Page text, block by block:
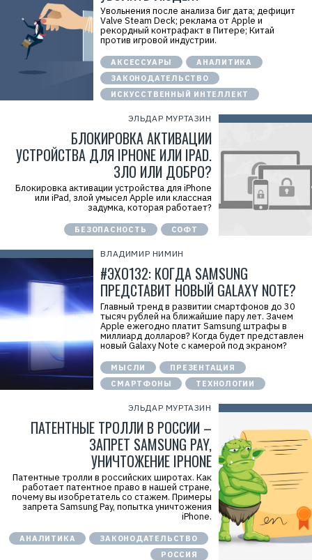
Увольнения после анализа биг дата; дефицит
Valve Steam Deck; реклама от Apple и
рекордный контрафакт в Питере; Китай
против игровой индустрии.
АКСЕССУАРЫ
АНАЛИТИКА
ЗАКОНОДАТЕЛЬСТВО
ИСКУССТВЕННЫЙ ИНТЕЛЛЕКТ
ЭЛЬДАР МУРТАЗИН
БЛОКИРОВКА АКТИВАЦИИ
УСТРОЙСТВА ДЛЯ IPHONE ИЛИ IPAD.
ЗЛО ИЛИ ДОБРО?
Блокировка активации устройства для iPhone
или iPad, злой умысел Apple или классная
задумка, которая работает?
БЕЗОПАСНОСТЬ СОФТ
ВЛАДИМИР НИМИН
#ЭХО132: КОГДА SAMSUNG
ПРЕДСТАВИТ НОВЫЙ GALAXY NOTE?
Главный тренд в развитии смартфонов до 30
тысяч рублей на ближайшие пару лет. Зачем
Apple ежегодно платит Samsung штрафы в
миллиард долларов? Когда будет представлен
новый Galaxy Note с камерой под экраном?
МЫСЛИ
ПРЕЗЕНТАЦИЯ
СМАРТФОНЫ
ТЕХНОЛОГИИ
ЭЛЬДАР МУРТАЗИН
ПАТЕНТНЫЕ ТРОЛЛИ В РОССИИ –
ЗАПРЕТ SAMSUNG PAY,
УНИЧТОЖЕНИЕ IPHONE
Патентные тролли в российских широтах. Как
работает патентное право в нашей стране,
почему вы изобретатель со стажем. Примеры
запрета Samsung Pay, попытка уничтожения
iPhone.
АНАЛИТИКА
ЗАКОНОДАТЕЛЬСТВО
РОССИЯ
Р
е
к